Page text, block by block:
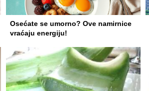
Osećate se umorno? Ove namirnice
vraćaju energiju!